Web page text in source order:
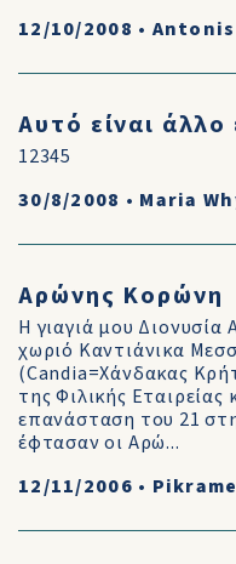
12/10/2008 •
Αυτό είναι
12345
30/8/2008 • Maria
Αρώνης Κορώνη
Η γιαγιά μου
χωριό Καντιάνικα
(Candia=Χάνδακας
της Φιλικής
επανάσταση του 21
έφτασαν οι Αρώ...
12/11/2006 •